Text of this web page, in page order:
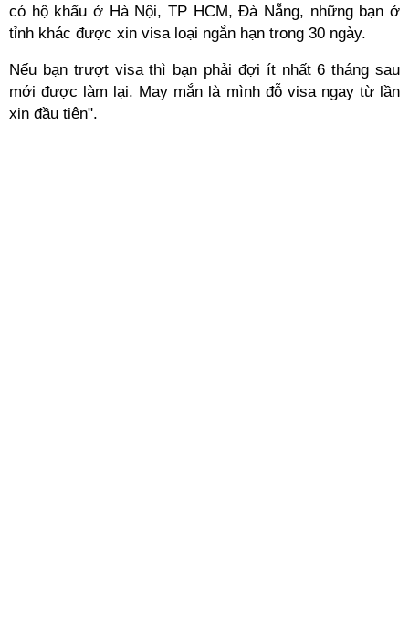
có hộ khẩu ở Hà Nội, TP HCM, Đà Nẵng, những bạn ở
tỉnh khác được xin visa loại ngắn hạn trong 30 ngày.
Nếu bạn trượt visa thì bạn phải đợi ít nhất 6 tháng sau
mới được làm lại. May mắn là mình đỗ visa ngay từ lần
xin đầu tiên".